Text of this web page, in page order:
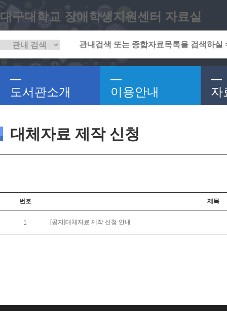
대구대학교 장애학생지원센터 자료실
도서관소개 이용안내 자
대체자료 제작 신청
번호 제목
1 [공지]대체자료 제작 신청 안내